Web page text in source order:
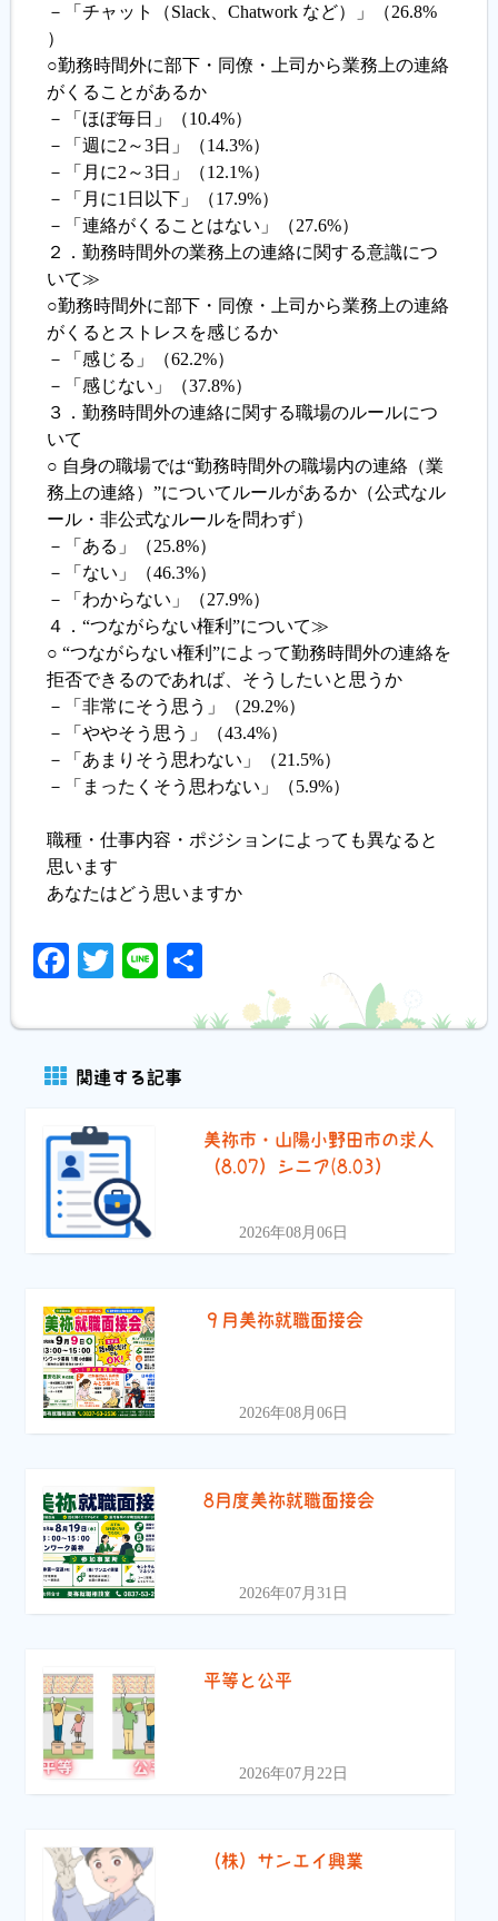
－「チャット（Slack、Chatwork など）」（26.8%
）
○勤務時間外に部下・同僚・上司から業務上の連絡
がくることがあるか
－「ほぼ毎日」（10.4%）
－「週に2～3日」（14.3%）
－「月に2～3日」（12.1%）
－「月に1日以下」（17.9%）
－「連絡がくることはない」（27.6%）
２．勤務時間外の業務上の連絡に関する意識につ
いて≫
○勤務時間外に部下・同僚・上司から業務上の連絡
がくるとストレスを感じるか
－「感じる」（62.2%）
－「感じない」（37.8%）
３．勤務時間外の連絡に関する職場のルールにつ
いて
○ 自身の職場では“勤務時間外の職場内の連絡（業
務上の連絡）”についてルールがあるか（公式なル
ール・非公式なルールを問わず）
－「ある」（25.8%）
－「ない」（46.3%）
－「わからない」（27.9%）
４．“つながらない権利”について≫
○ “つながらない権利”によって勤務時間外の連絡を
拒否できるのであれば、そうしたいと思うか
－「非常にそう思う」（29.2%）
－「ややそう思う」（43.4%）
－「あまりそう思わない」（21.5%）
－「まったくそう思わない」（5.9%）
職種・仕事内容・ポジションによっても異なると
思います
あなたはどう思いますか
Facebook
Twitter
Line
関連する記事
美祢市・山陽小野田市の求人
（8.07）シニア(8.03）
2026年08月06日
９月美祢就職面接会
2026年08月06日
8月度美祢就職面接会
2026年07月31日
平等と公平
2026年07月22日
（株）サンエイ興業